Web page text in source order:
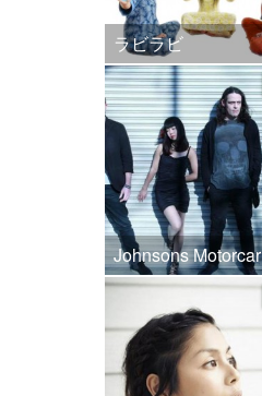
ラビラビ
Johnsons Motorcar